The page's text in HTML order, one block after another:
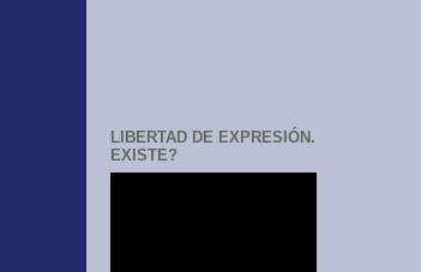
LIBERTAD DE EXPRESIÓN.
EXISTE?